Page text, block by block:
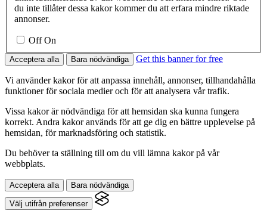
du inte tillåter dessa kakor kommer du att erfara mindre riktade
annonser.
Off On
Acceptera alla Bara nödvändiga Get this banner for free
Vi använder kakor för att anpassa innehåll, annonser, tillhandahålla
funktioner för sociala medier och för att analysera vår trafik.
Vissa kakor är nödvändiga för att hemsidan ska kunna fungera
korrekt. Andra kakor används för att ge dig en bättre upplevelse på
hemsidan, för marknadsföring och statistik.
Du behöver ta ställning till om du vill lämna kakor på vår
webbplats.
Acceptera alla Bara nödvändiga
Välj utifrån preferenser